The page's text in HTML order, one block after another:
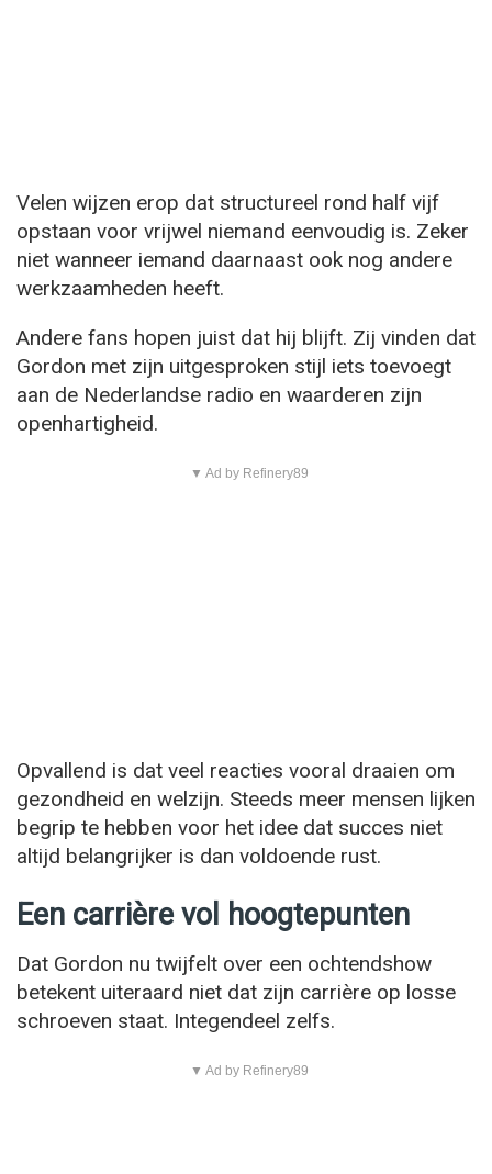
Velen wijzen erop dat structureel rond half vijf
opstaan voor vrijwel niemand eenvoudig is. Zeker
niet wanneer iemand daarnaast ook nog andere
werkzaamheden heeft.
Andere fans hopen juist dat hij blijft. Zij vinden dat
Gordon met zijn uitgesproken stijl iets toevoegt
aan de Nederlandse radio en waarderen zijn
openhartigheid.
▼ Ad by Refinery89
Opvallend is dat veel reacties vooral draaien om
gezondheid en welzijn. Steeds meer mensen lijken
begrip te hebben voor het idee dat succes niet
altijd belangrijker is dan voldoende rust.
Een carrière vol hoogtepunten
Dat Gordon nu twijfelt over een ochtendshow
betekent uiteraard niet dat zijn carrière op losse
schroeven staat. Integendeel zelfs.
▼ Ad by Refinery89